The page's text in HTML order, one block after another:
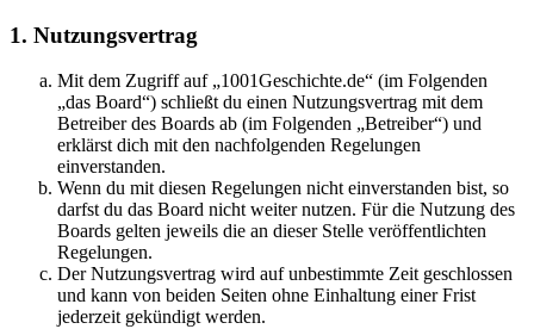
1. Nutzungsvertrag
Mit dem Zugriff auf „1001Geschichte.de“ (im Folgenden
„das Board“) schließt du einen Nutzungsvertrag mit dem
Betreiber des Boards ab (im Folgenden „Betreiber“) und
erklärst dich mit den nachfolgenden Regelungen
einverstanden.
Wenn du mit diesen Regelungen nicht einverstanden bist, so
darfst du das Board nicht weiter nutzen. Für die Nutzung des
Boards gelten jeweils die an dieser Stelle veröffentlichten
Regelungen.
Der Nutzungsvertrag wird auf unbestimmte Zeit geschlossen
und kann von beiden Seiten ohne Einhaltung einer Frist
jederzeit gekündigt werden.